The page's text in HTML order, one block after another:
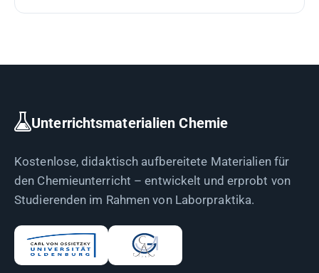
Unterrichtsmaterialien Chemie
Kostenlose, didaktisch aufbereitete Materialien für
den Chemieunterricht – entwickelt und erprobt von
Studierenden im Rahmen von Laborpraktika.